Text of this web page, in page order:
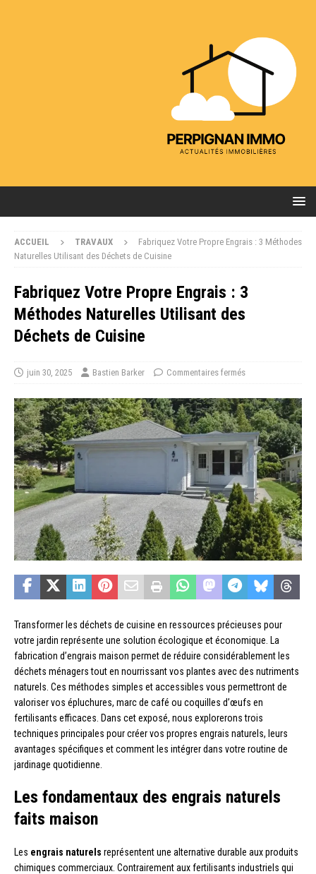
ACCUEIL TRAVAUX
Fabriquez Votre Propre Engrais : 3 Méthodes
Naturelles Utilisant des Déchets de Cuisine
Fabriquez Votre Propre Engrais : 3
Méthodes Naturelles Utilisant des
Déchets de Cuisine
juin 30, 2025 Bastien Barker Commentaires fermés
Transformer les déchets de cuisine en ressources précieuses pour
votre jardin représente une solution écologique et économique. La
fabrication d’engrais maison permet de réduire considérablement les
déchets ménagers tout en nourrissant vos plantes avec des nutriments
naturels. Ces méthodes simples et accessibles vous permettront de
valoriser vos épluchures, marc de café ou coquilles d’œufs en
fertilisants efficaces. Dans cet exposé, nous explorerons trois
techniques principales pour créer vos propres engrais naturels, leurs
avantages spécifiques et comment les intégrer dans votre routine de
jardinage quotidienne.
Les fondamentaux des engrais naturels
faits maison
Les engrais naturels représentent une alternative durable aux produits
chimiques commerciaux. Contrairement aux fertilisants industriels qui